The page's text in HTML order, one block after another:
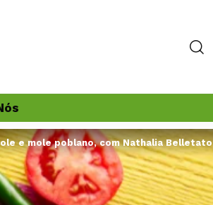
e mole poblano, com Nathalia Belletato